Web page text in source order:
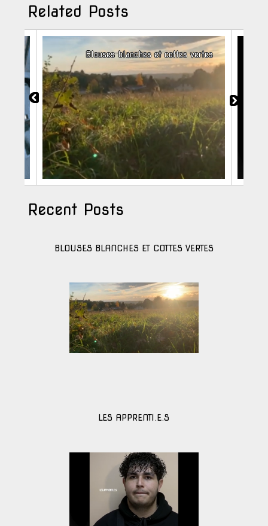
Related Posts
Blouses blanches et cottes vertes
Recent Posts
BLOUSES BLANCHES ET COTTES VERTES
LES APPRENTI.E.S